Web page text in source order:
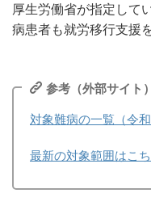
厚生労働省が指定して
病患者も就労移行支援
参考（外部サイト）
対象難病の一覧（令和
最新の対象範囲はこ